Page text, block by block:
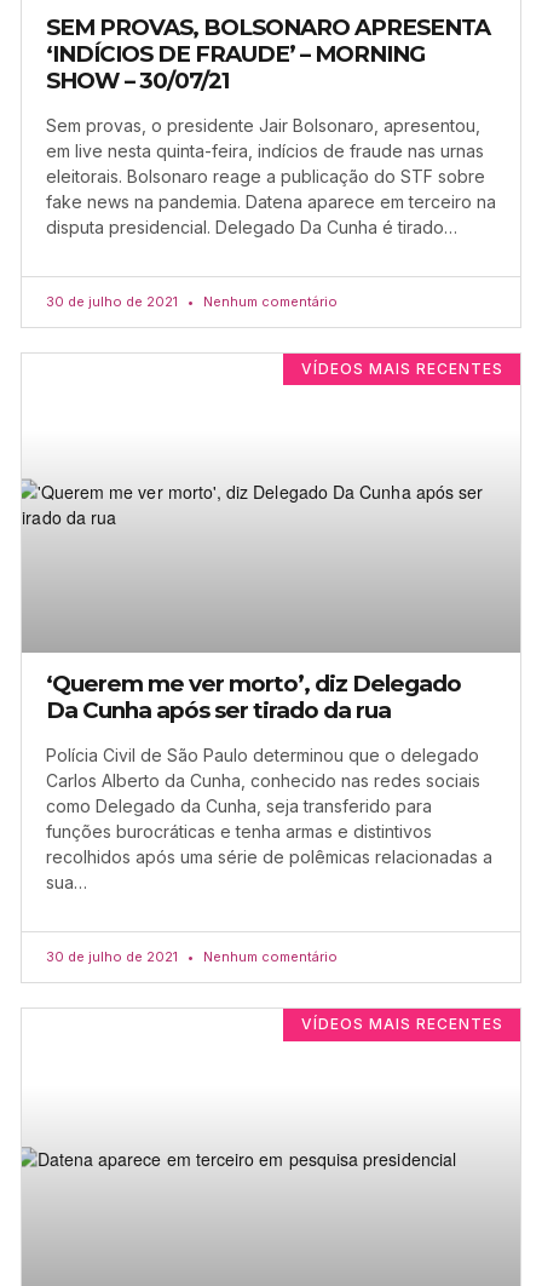
SEM PROVAS, BOLSONARO APRESENTA
‘INDÍCIOS DE FRAUDE’ – MORNING
SHOW – 30/07/21
Sem provas, o presidente Jair Bolsonaro, apresentou,
em live nesta quinta-feira, indícios de fraude nas urnas
eleitorais. Bolsonaro reage a publicação do STF sobre
fake news na pandemia. Datena aparece em terceiro na
disputa presidencial. Delegado Da Cunha é tirado…
30 de julho de 2021 Nenhum comentário
VÍDEOS MAIS RECENTES
‘Querem me ver morto’, diz Delegado
Da Cunha após ser tirado da rua
Polícia Civil de São Paulo determinou que o delegado
Carlos Alberto da Cunha, conhecido nas redes sociais
como Delegado da Cunha, seja transferido para
funções burocráticas e tenha armas e distintivos
recolhidos após uma série de polêmicas relacionadas a
sua…
30 de julho de 2021 Nenhum comentário
VÍDEOS MAIS RECENTES